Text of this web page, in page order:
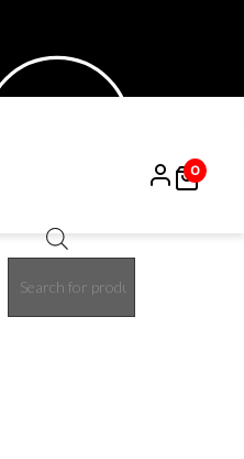
search
0